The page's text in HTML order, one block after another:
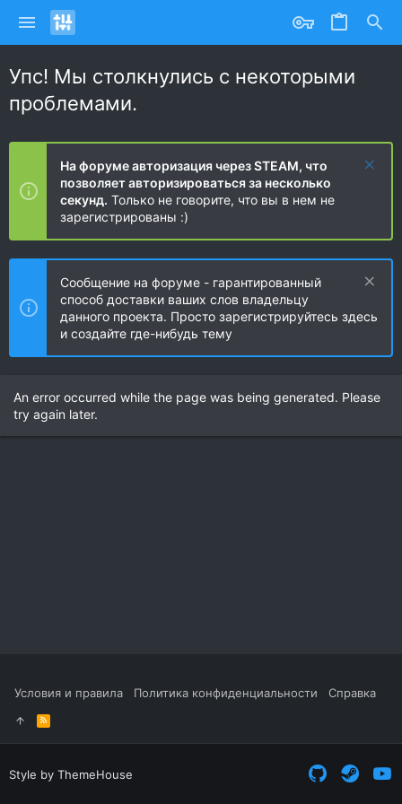
Упс! Мы столкнулись с некоторыми
проблемами.
На форуме авторизация через STEAM, что
позволяет авторизироваться за несколько
секунд. Только не говорите, что вы в нем не
зарегистрированы :)
Сообщение на форуме - гарантированный
способ доставки ваших слов владельцу
данного проекта. Просто зарегистрируйтесь здесь
и создайте где-нибудь тему
An error occurred while the page was being generated. Please
try again later.
Условия и правила Политика конфиденциальности Справка
R
S
S
Style by ThemeHouse